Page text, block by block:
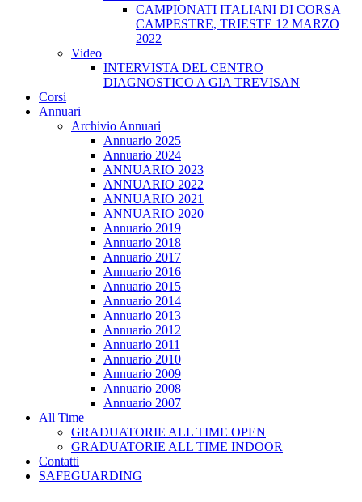
CAMPIONATI ITALIANI DI CORSA
CAMPESTRE, TRIESTE 12 MARZO
2022
Video
INTERVISTA DEL CENTRO
DIAGNOSTICO A GIA TREVISAN
Corsi
Annuari
Archivio Annuari
Annuario 2025
Annuario 2024
ANNUARIO 2023
ANNUARIO 2022
ANNUARIO 2021
ANNUARIO 2020
Annuario 2019
Annuario 2018
Annuario 2017
Annuario 2016
Annuario 2015
Annuario 2014
Annuario 2013
Annuario 2012
Annuario 2011
Annuario 2010
Annuario 2009
Annuario 2008
Annuario 2007
All Time
GRADUATORIE ALL TIME OPEN
GRADUATORIE ALL TIME INDOOR
Contatti
SAFEGUARDING